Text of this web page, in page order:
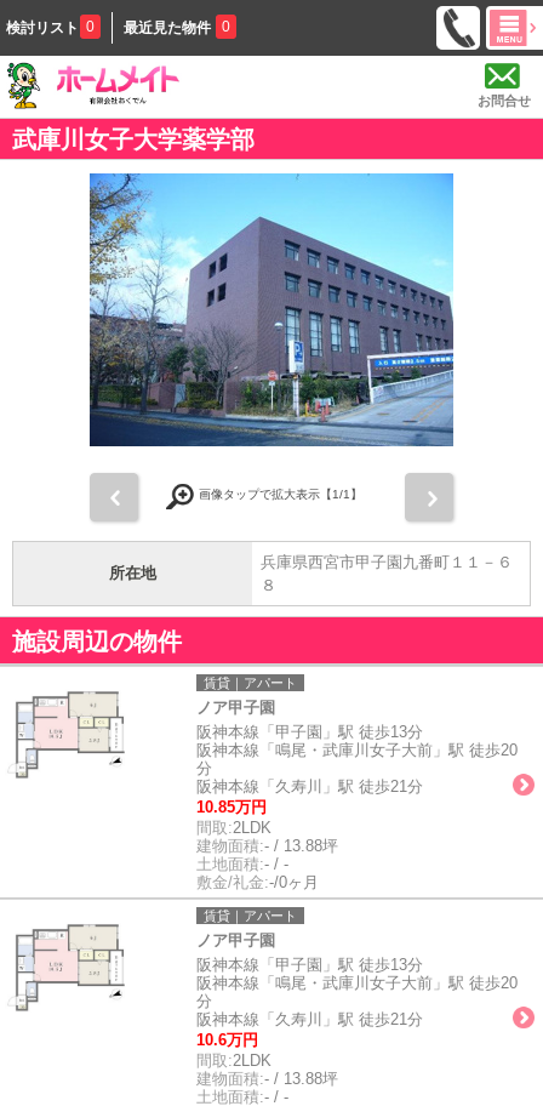
検討リスト 0 最近見た物件 0
お問合せ
武庫川女子大学薬学部
画像タップで拡大表示【1/1】
所在地
兵庫県西宮市甲子園九番町１１－６
８
施設周辺の物件
賃貸｜アパート
ノア甲子園
阪神本線「甲子園」駅 徒歩13分
阪神本線「鳴尾・武庫川女子大前」駅 徒歩20
分
阪神本線「久寿川」駅 徒歩21分
10.85万円
間取:2LDK
建物面積:- / 13.88坪
土地面積:- / -
敷金/礼金:-/0ヶ月
賃貸｜アパート
ノア甲子園
阪神本線「甲子園」駅 徒歩13分
阪神本線「鳴尾・武庫川女子大前」駅 徒歩20
分
阪神本線「久寿川」駅 徒歩21分
10.6万円
間取:2LDK
建物面積:- / 13.88坪
土地面積:- / -